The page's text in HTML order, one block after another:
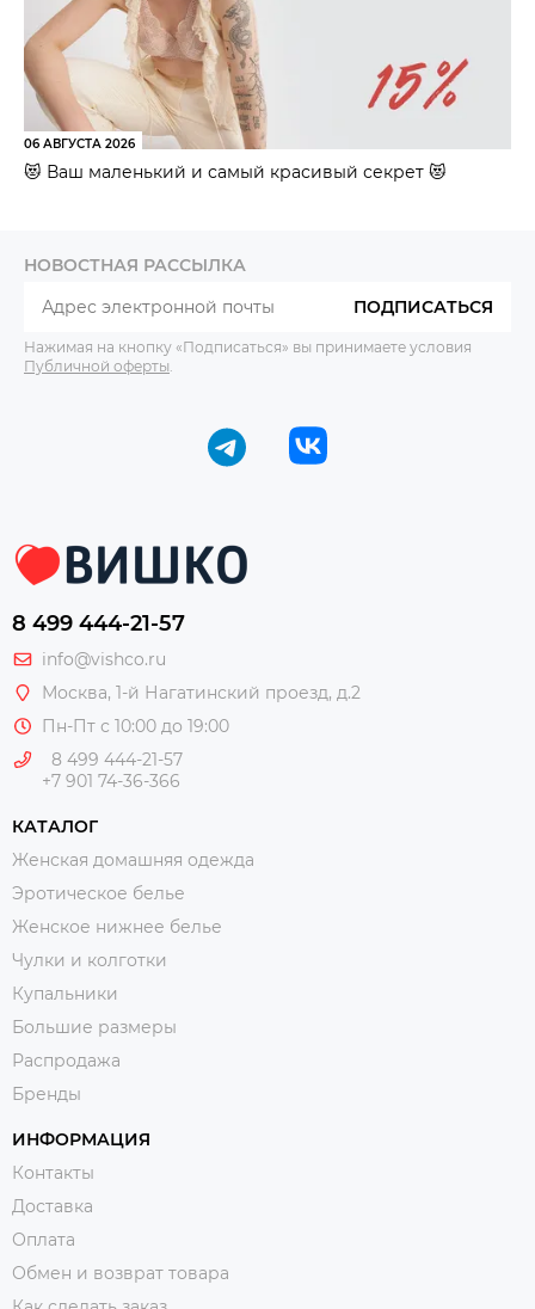
06 АВГУСТА 2026
😻 Ваш маленький и самый красивый секрет 😻
НОВОСТНАЯ РАССЫЛКА
ПОДПИСАТЬСЯ
Нажимая на кнопку «Подписаться» вы принимаете условия
Публичной оферты
8 499 444-21-57
info@vishco.ru
Москва, 1-й Нагатинский проезд, д.2
Пн-Пт с 10:00 до 19:00
8 499 444-21-57
+7 901 74-36-366
КАТАЛОГ
Женская домашняя одежда
Эротическое белье
Женское нижнее белье
Чулки и колготки
Купальники
Большие размеры
Распродажа
Бренды
ИНФОРМАЦИЯ
Контакты
Доставка
Оплата
Обмен и возврат товара